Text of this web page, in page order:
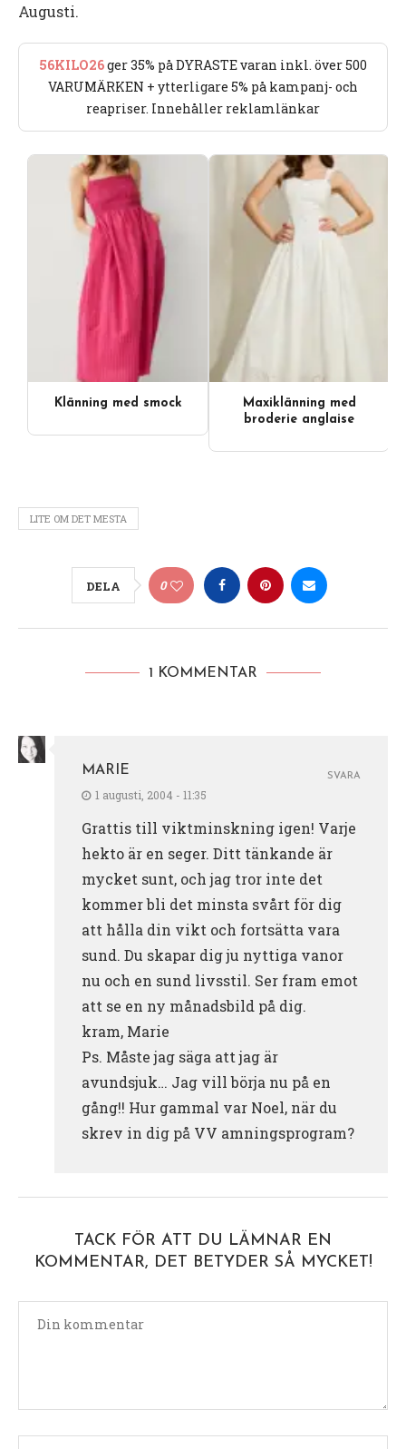
Augusti.
56KILO26ger 35% på DYRASTE varan inkl. över 500
VARUMÄRKEN + ytterligare 5% på kampanj- och
reapriser. Innehåller reklamlänkar
Videoinnehåll
Klänning med smock
Maxiklänning med
broderie anglaise
LITE OM DET MESTA
DELA 0
1 KOMMENTAR
MARIE
1 augusti, 2004 - 11:35
Grattis till viktminskning igen! Varje
hekto är en seger. Ditt tänkande är
mycket sunt, och jag tror inte det
kommer bli det minsta svårt för dig
att hålla din vikt och fortsätta vara
sund. Du skapar dig ju nyttiga vanor
nu och en sund livsstil. Ser fram emot
att se en ny månadsbild på dig.
kram, Marie
Ps. Måste jag säga att jag är
avundsjuk… Jag vill börja nu på en
gång!! Hur gammal var Noel, när du
skrev in dig på VV amningsprogram?
SVARA
TACK FÖR ATT DU LÄMNAR EN
KOMMENTAR, DET BETYDER SÅ MYCKET!